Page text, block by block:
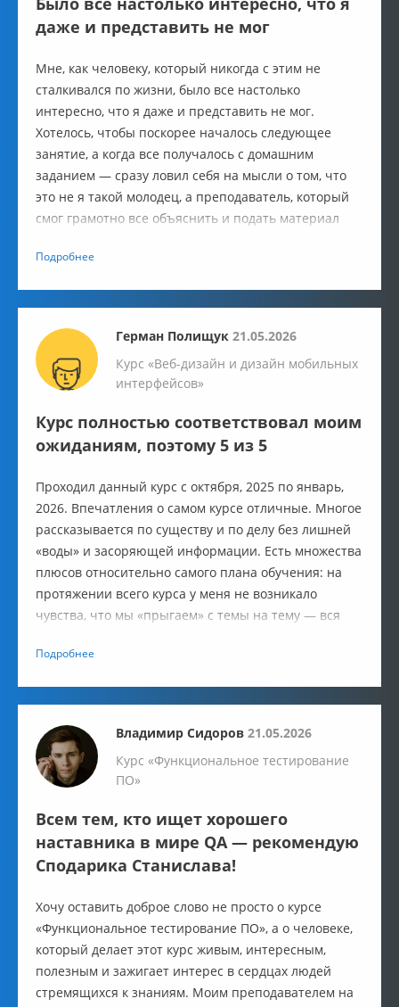
даже и представить не мог
Мне, как человеку, который никогда с этим не
сталкивался по жизни, было все настолько
интересно, что я даже и представить не мог.
Хотелось, чтобы поскорее началось следующее
занятие, а когда все получалось с домашним
заданием — сразу ловил себя на мысли о том, что
это не я такой молодец, а преподаватель, который
смог грамотно все объяснить и подать материал
грязь.
Подробнее
Герман Полищук 21.05.2026
Курс «Веб-дизайн и дизайн мобильных
интерфейсов»
Курс полностью соответствовал моим
ожиданиям, поэтому 5 из 5
Проходил данный курс с октября, 2025 по январь,
2026. Впечатления о самом курсе отличные. Многое
рассказывается по существу и по делу без лишней
«воды» и засоряющей информации. Есть множества
плюсов относительно самого плана обучения: на
протяжении всего курса у меня не возникало
чувства, что мы «прыгаем» с темы на тему — вся
течение всего учебного процесса была умеренной.
Подробнее
Владимир Сидоров 21.05.2026
Курс «Функциональное тестирование
ПО»
Всем тем, кто ищет хорошего
наставника в мире QA — рекомендую
Сподарика Станислава!
Хочу оставить доброе слово не просто о курсе
«Функциональное тестирование ПО», а о человеке,
который делает этот курс живым, интересным,
полезным и зажигает интерес в сердцах людей
стремящихся к знаниям. Моим преподавателем на